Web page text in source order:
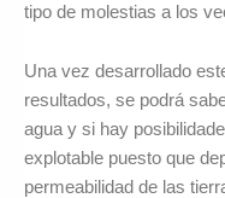
tipo de molestias a los
Una vez desarrollado
resultados, se podrá
agua y si hay
explotable puesto que
permeabilidad de las